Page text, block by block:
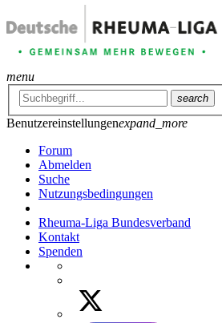
menu
search
Benutzereinstellungenexpand_more
Forum
Abmelden
Suche
Nutzungsbedingungen
Rheuma-Liga Bundesverband
Kontakt
Spenden